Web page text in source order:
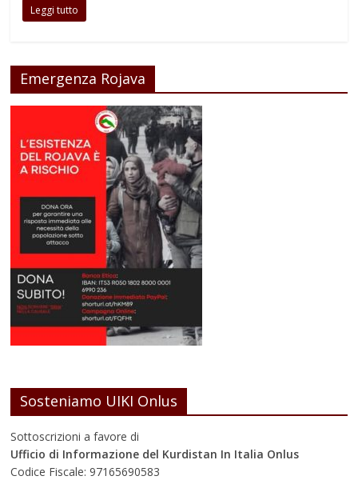
Leggi tutto
Emergenza Rojava
Sosteniamo UIKI Onlus
Sottoscrizioni a favore di
Ufficio di Informazione del Kurdistan In Italia Onlus
Codice Fiscale: 97165690583